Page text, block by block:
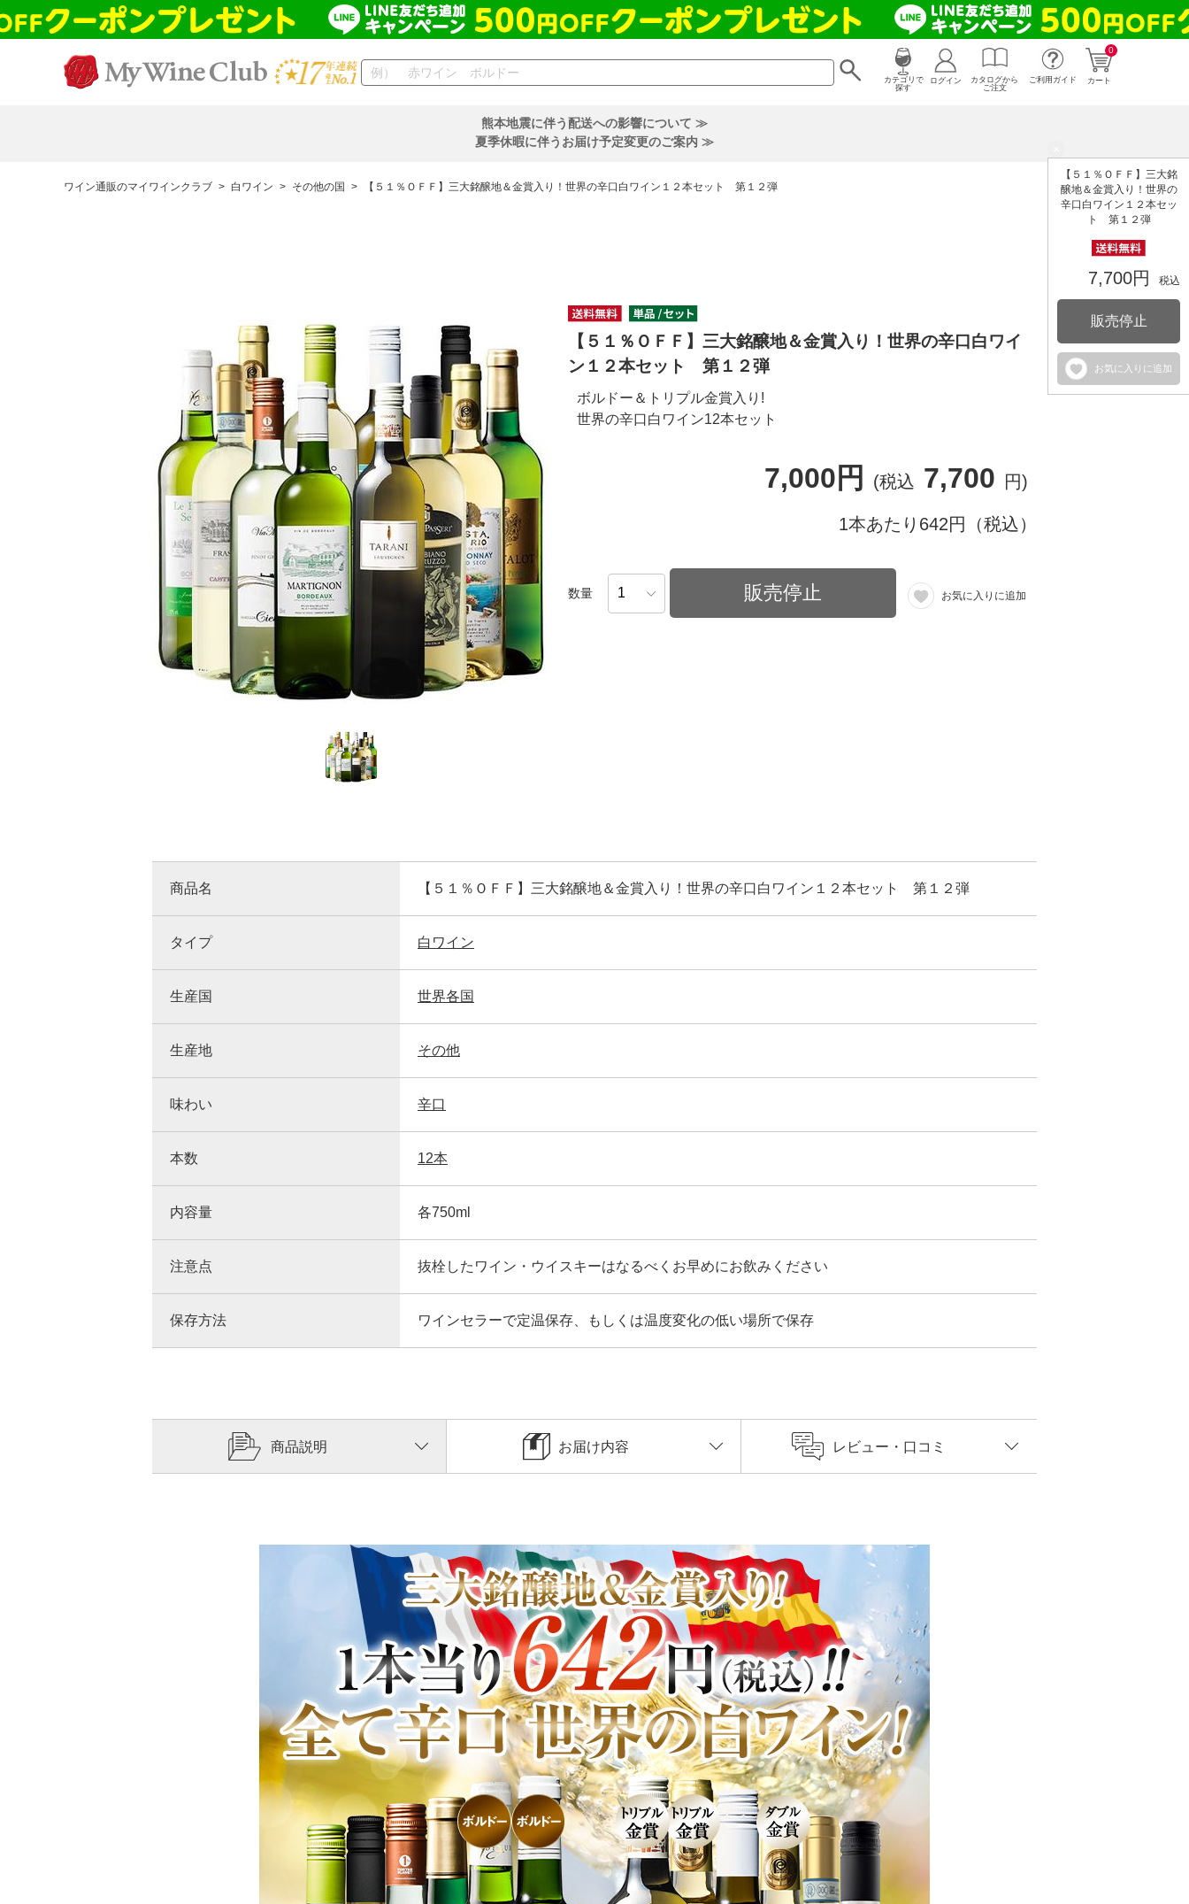
カテゴリで
探す
0
カート
ログイン
カタログから
ご注文
ご利用ガイド
熊本地震に伴う配送への影響について ≫
夏季休暇に伴うお届け予定変更のご案内 ≫
ワイン通販のマイワインクラブ > 白ワイン > その他の国 > 【５１％ＯＦＦ】三大銘醸地＆金賞入り！世界の辛口白ワイン１２本セット 第１２弾
【５１％ＯＦＦ】三大銘
醸地＆金賞入り！世界の
辛口白ワイン１２本セッ
ト 第１２弾
7,700円 税込
販売停止
お気に入りに追加
【５１％ＯＦＦ】三大銘醸地＆金賞入り！世界の辛口白ワイ
ン１２本セット 第１２弾
ボルドー＆トリプル金賞入り!
世界の辛口白ワイン12本セット
7,000円 (税込 7,700 円)
1本あたり642円（税込）
数量 販売停止 お気に入りに追加
商品名 【５１％ＯＦＦ】三大銘醸地＆金賞入り！世界の辛口白ワイン１２本セット 第１２弾
タイプ 白ワイン
生産国 世界各国
生産地 その他
味わい 辛口
本数 12本
内容量 各750ml
注意点 抜栓したワイン・ウイスキーはなるべくお早めにお飲みください
保存方法 ワインセラーで定温保存、もしくは温度変化の低い場所で保存
商品説明 お届け内容 レビュー ・口コミ